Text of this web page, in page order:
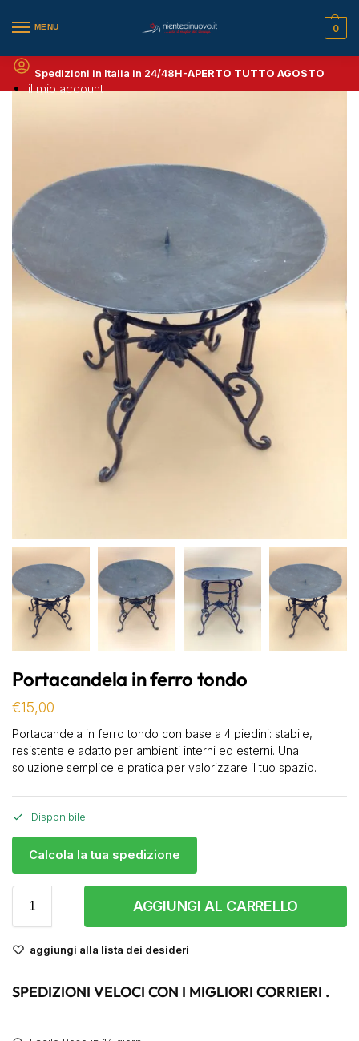
MENU
il mio account
0
Spedizioni in Italia in 24/48H-APERTO TUTTO AGOSTO
Portacandela in ferro tondo
€15,00
Portacandela in ferro tondo con base a 4 piedini: stabile,
resistente e adatto per ambienti interni ed esterni. Una
soluzione semplice e pratica per valorizzare il tuo spazio.
Disponibile
Calcola la tua spedizione
AGGIUNGI AL CARRELLO
aggiungi alla lista dei desideri
SPEDIZIONI VELOCI CON I MIGLIORI CORRIERI .